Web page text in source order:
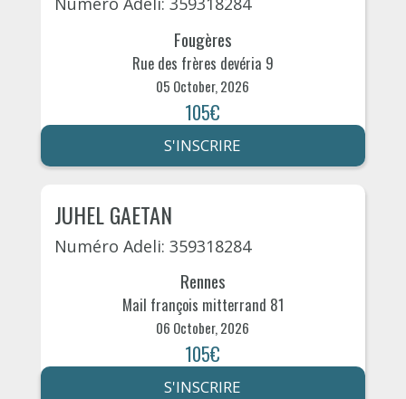
Fougères
Rue des frères devéria 9
05 October, 2026
105€
S'INSCRIRE
JUHEL GAETAN
Numéro Adeli: 359318284
Rennes
Mail françois mitterrand 81
06 October, 2026
105€
S'INSCRIRE